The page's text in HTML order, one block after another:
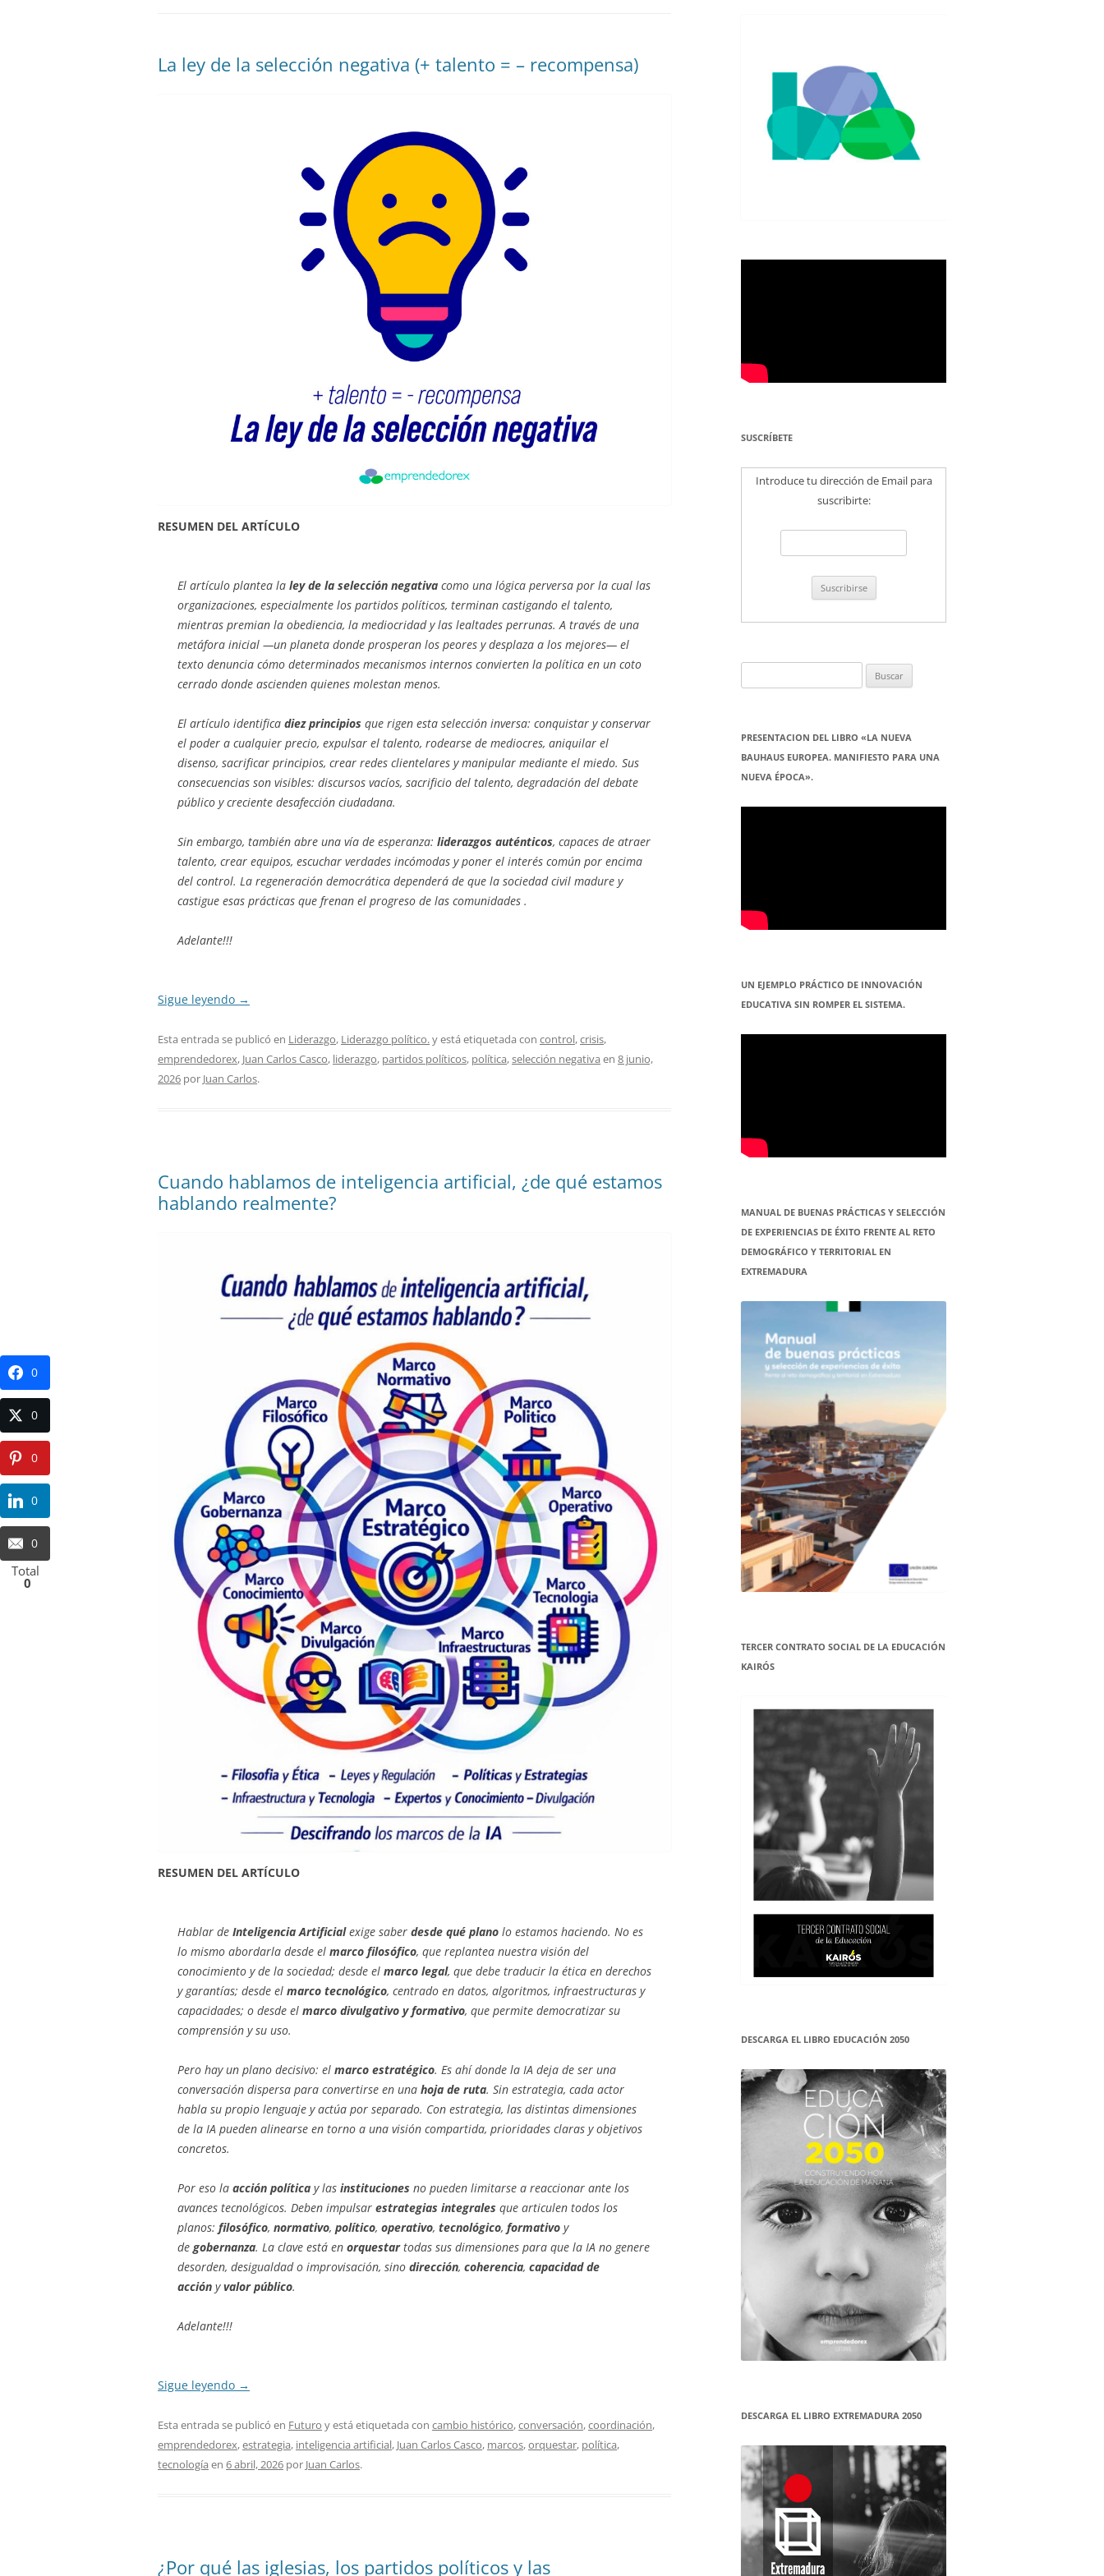
NUEVOS EMPRENDEDORES EN TU
GESTIÓN DEL CONOCIMIENTO EN
La ley de la selección negativa (+ talento = – recompensa)
RESUMEN DEL ARTÍCULO
El artículo plantea la ley de la selección negativa como una lógica perversa por la cual las
organizaciones, especialmente los partidos políticos, terminan castigando el talento,
mientras premian la obediencia, la mediocridad y las lealtades perrunas. A través de una
metáfora inicial —un planeta donde prosperan los peores y desplaza a los mejores— el
texto denuncia cómo determinados mecanismos internos convierten la política en un coto
cerrado donde ascienden quienes molestan menos.
El artículo identifica diez principios que rigen esta selección inversa: conquistar y conservar
el poder a cualquier precio, expulsar el talento, rodearse de mediocres, aniquilar el
disenso, sacrificar principios, crear redes clientelares y manipular mediante el miedo. Sus
consecuencias son visibles: discursos vacíos, sacrificio del talento, degradación del debate
público y creciente desafección ciudadana.
Sin embargo, también abre una vía de esperanza: liderazgos auténticos, capaces de atraer
talento, crear equipos, escuchar verdades incómodas y poner el interés común por encima
del control. La regeneración democrática dependerá de que la sociedad civil madure y
castigue esas prácticas que frenan el progreso de las comunidades .
Adelante!!!
Sigue leyendo →
Esta entrada se publicó en Liderazgo, Liderazgo político.y está etiquetada con control,crisis,
emprendedorex, Juan Carlos Casco, liderazgo, partidos políticos, política,selección negativa en 8 junio,
2026 por Juan Carlos.
Cuando hablamos de inteligencia artificial, ¿de qué estamos
hablando realmente?
RESUMEN DEL ARTÍCULO
Hablar de Inteligencia Artificialexige saber desde qué plano lo estamos haciendo. No es
lo mismo abordarla desde el marco filosófico, que replantea nuestra visión del
conocimiento y de la sociedad; desde el marco legal, que debe traducir la ética en derechos
y garantías; desde el marco tecnológico, centrado en datos, algoritmos, infraestructuras y
capacidades; o desde el marco divulgativo y formativo, que permite democratizar su
comprensión y su uso.
Pero hay un plano decisivo: el marco estratégico. Es ahí donde la IA deja de ser una
conversación dispersa para convertirse en una hoja de ruta. Sin estrategia, cada actor
habla su propio lenguaje y actúa por separado. Con estrategia, las distintas dimensiones
de la IA pueden alinearse en torno a una visión compartida, prioridades claras y objetivos
concretos.
Por eso la acción política y las instituciones no pueden limitarse a reaccionar ante los
avances tecnológicos. Deben impulsar estrategias integrales que articulen todos los
planos: filosófico, normativo, político, operativo, tecnológico, formativo y
de gobernanza. La clave está en orquestartodas sus dimensiones para que la IA no genere
desorden, desigualdad o improvisación, sino dirección, coherencia, capacidad de
acción yvalor público.
Adelante!!!
Sigue leyendo →
Esta entrada se publicó en Futuro y está etiquetada con cambio histórico,conversación,coordinación,
emprendedorex,estrategia, inteligencia artificial, Juan Carlos Casco, marcos,orquestar, política,
tecnología en 6 abril, 2026 por Juan Carlos.
¿Por qué las iglesias, los partidos políticos y las
SUSCRÍBETE
Introduce tu dirección de Email para
suscribirte:
PRESENTACION DEL LIBRO «LA NUEVA
BAUHAUS EUROPEA. MANIFIESTO PARA UNA
NUEVA ÉPOCA».
UN EJEMPLO PRÁCTICO DE INNOVACIÓN
EDUCATIVA SIN ROMPER EL SISTEMA.
MANUAL DE BUENAS PRÁCTICAS Y SELECCIÓN
DE EXPERIENCIAS DE ÉXITO FRENTE AL RETO
DEMOGRÁFICO Y TERRITORIAL EN
EXTREMADURA
TERCER CONTRATO SOCIAL DE LA EDUCACIÓN
KAIRÓS
DESCARGA EL LIBRO EDUCACIÓN 2050
DESCARGA EL LIBRO EXTREMADURA 2050
0
0
0
0
0
Total
0